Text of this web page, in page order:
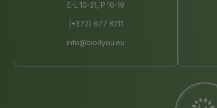
E-L 10-21, P 10-19
(+372) 677 8211
info@bio4you.eu